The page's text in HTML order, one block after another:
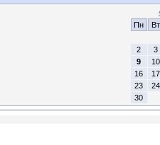
Пн
Вт
2
3
9
10
16
17
23
24
30